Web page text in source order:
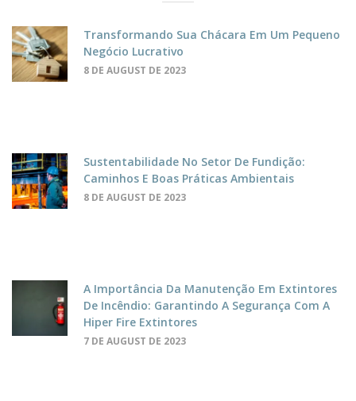
Transformando Sua Chácara Em Um Pequeno
Negócio Lucrativo
8 DE AUGUST DE 2023
Sustentabilidade No Setor De Fundição:
Caminhos E Boas Práticas Ambientais
8 DE AUGUST DE 2023
A Importância Da Manutenção Em Extintores
De Incêndio: Garantindo A Segurança Com A
Hiper Fire Extintores
7 DE AUGUST DE 2023